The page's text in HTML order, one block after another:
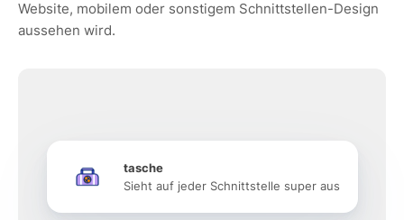
Website, mobilem oder sonstigem Schnittstellen-Design
aussehen wird.
tasche
Sieht auf jeder Schnittstelle super aus